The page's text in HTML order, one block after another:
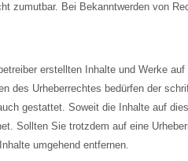
zumutbar. Bei Bekanntwerden von
erstellten Inhalte und Werke
des Urheberrechtes bedürfen der
gestattet. Soweit die Inhalte auf
Sollten Sie trotzdem auf eine
umgehend entfernen.